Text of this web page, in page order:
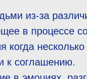
из-за
в процессе
когда
к соглашению.